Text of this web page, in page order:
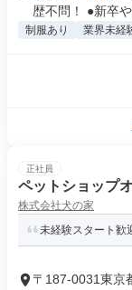
歴不問！ ●新卒や
制服あり 業界未経
正社員
ペットショップ
株式会社犬の家
未経験スタート歓
〒187-0031東京